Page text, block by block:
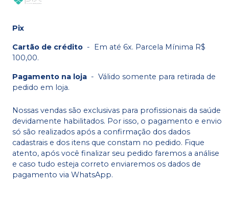
Pix
Cartão de crédito - Em até 6x. Parcela Mínima R$
100,00.
Pagamento na loja - Válido somente para retirada de
pedido em loja.
Nossas vendas são exclusivas para profissionais da saúde
devidamente habilitados. Por isso, o pagamento e envio
só são realizados após a confirmação dos dados
cadastrais e dos itens que constam no pedido. Fique
atento, após você finalizar seu pedido faremos a análise
e caso tudo esteja correto enviaremos os dados de
pagamento via WhatsApp.